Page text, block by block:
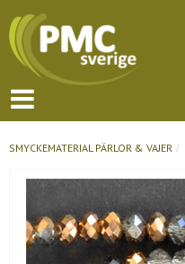
SMYCKEMATERIAL PÄRLOR & VAJER